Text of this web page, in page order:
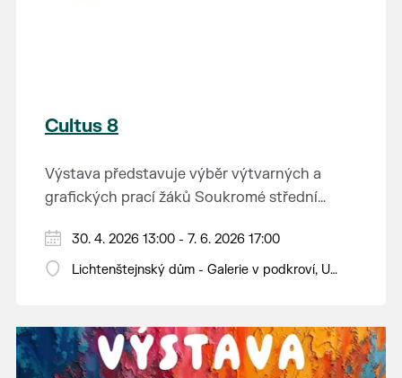
Cultus 8
Výstava představuje výběr výtvarných a
grafických prací žáků Soukromé střední
30. 4. 2026 13:00 - 7. 6. 2026 17:00
Lichtenštejnský dům - Galerie v podkroví, U